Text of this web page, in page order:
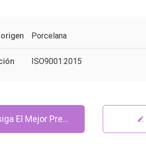
Porcelana
ISO9001:2015
El Mejor Precio